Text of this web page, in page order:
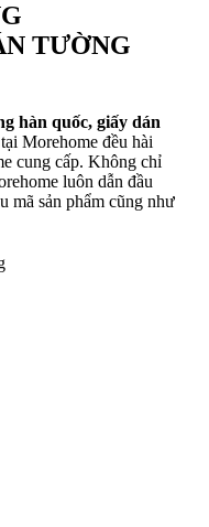
TƯỜNG
hàn quốc, giấy dán
tại Morehome đều hài
cung cấp. Không chỉ
luôn dẫn đầu
mã sản phẩm cũng như